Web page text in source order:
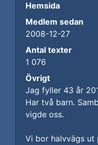
Hemsida
Medlem sedan
2008-12-27
Antal texter
1 076
Övrigt
Jag fyller 43 år
Har två barn.
vigde oss.
Vi bor halvvägs ut